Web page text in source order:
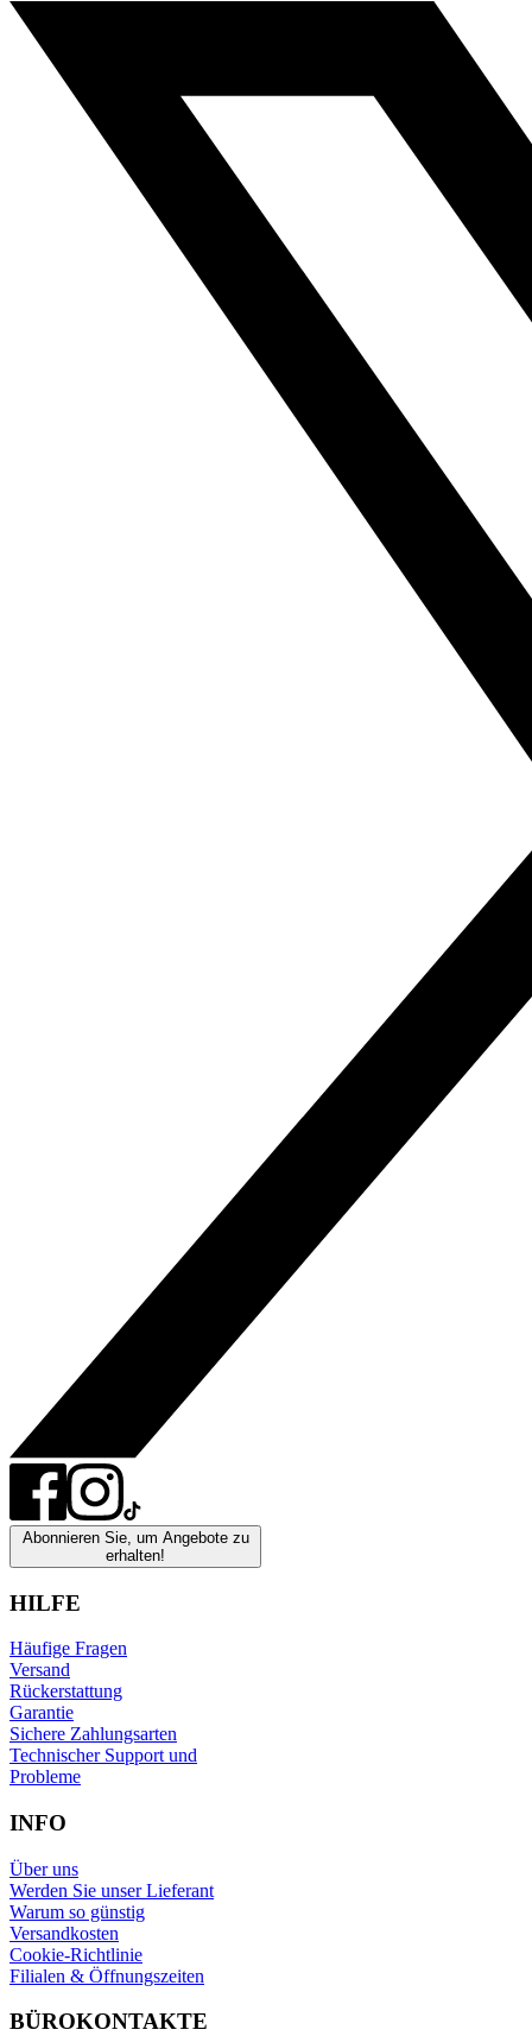
Abonnieren Sie, um Angebote zu
erhalten!
HILFE
Häufige Fragen
Versand
Rückerstattung
Garantie
Sichere Zahlungsarten
Technischer Support und
Probleme
INFO
Über uns
Werden Sie unser Lieferant
Warum so günstig
Versandkosten
Cookie-Richtlinie
Filialen & Öffnungszeiten
BÜROKONTAKTE